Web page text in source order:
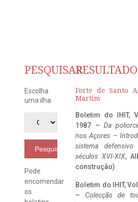
PESQUISAR
Escolha
uma ilha:
Pesquisar
Pode
encomendar
os
Forte de Santo
Martim
Boletim do IHIT,
1987 – Da
nos Açores –
sistema
séculos XVI-XIX,
construção)
Boletim do IHIT,
– Colecção de